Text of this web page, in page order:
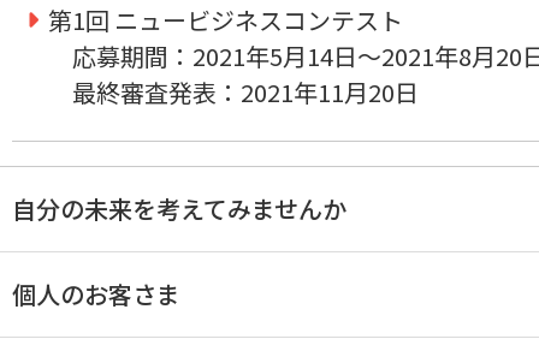
第1回 ニュービジネスコンテスト
応募期間：2021年5月14日～2021年8月20
最終審査発表：2021年11月20日
自分の未来を考えてみませんか
個人のお客さま